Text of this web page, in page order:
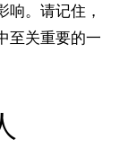
响。请记住，
至关重要的一